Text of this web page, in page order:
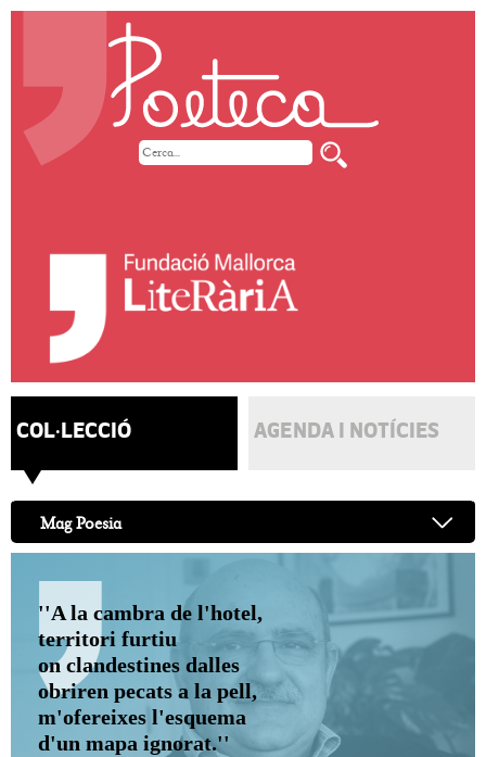
COL·LECCIÓ AGENDA I NOTÍCIES
Mag Poesia
''A la cambra de l'hotel,
territori furtiu
on clandestines dalles
obriren pecats a la pell,
m'ofereixes l'esquema
d'un mapa ignorat.''